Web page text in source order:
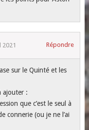
2021 Répondre
sur le Quinté et les
ajouter :
que c’est le seul à
connerie (ou je ne l’ai